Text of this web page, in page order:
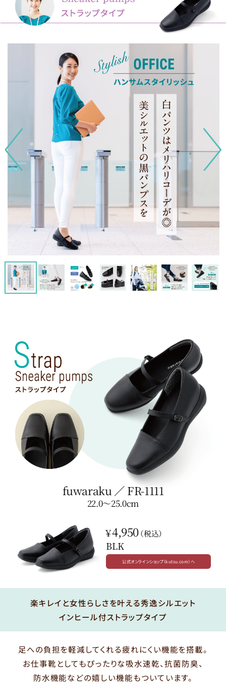
fuwaraku ／FR-1111
22.0〜25.0cm
￥4,950（税込）
BLK
公式オンラインショップ（kutsu.com）へ
楽キレイと女性らしさを叶える秀逸シルエット
インヒール付ストラップタイプ
足への負担を軽減してくれる疲れにくい機能を搭載。
お仕事靴としてもぴったりな吸水速乾、抗菌防臭、
防水機能などの嬉しい機能もついています。